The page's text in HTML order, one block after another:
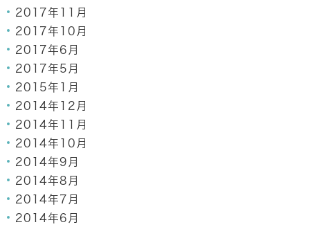
2017年11月
2017年10月
2017年6月
2017年5月
2015年1月
2014年12月
2014年11月
2014年10月
2014年9月
2014年8月
2014年7月
2014年6月